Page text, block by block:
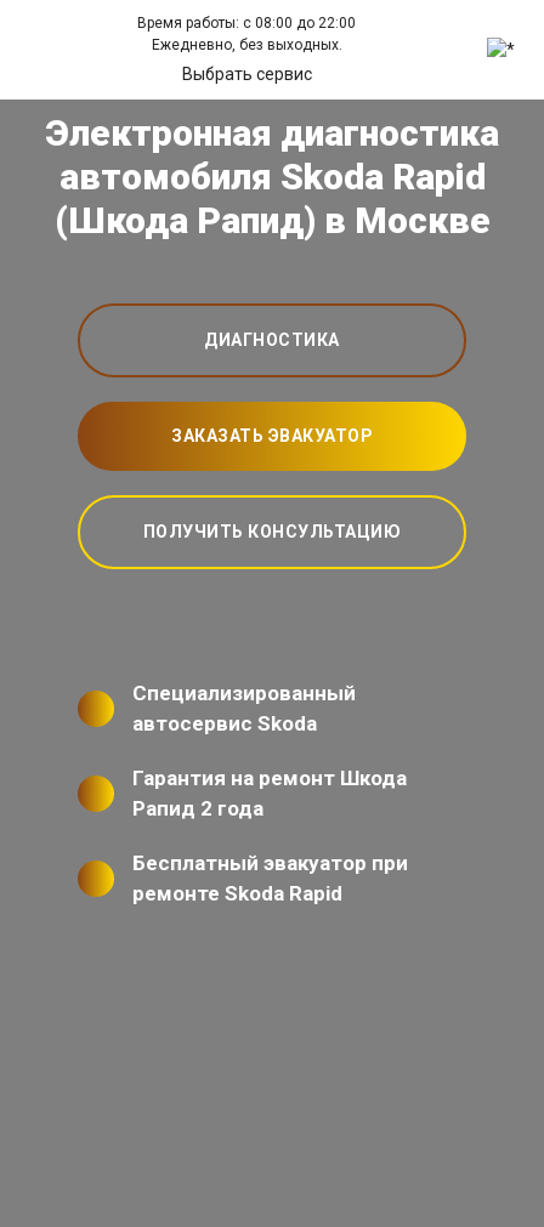
Время работы: с 08:00 до 22:00
Ежедневно, без выходных.
Выбрать сервис
Электронная диагностика
автомобиля Skoda Rapid
(Шкода Рапид) в Москве
ДИАГНОСТИКА
ЗАКАЗАТЬ ЭВАКУАТОР
ПОЛУЧИТЬ КОНСУЛЬТАЦИЮ
Специализированный
автосервис Skoda
Гарантия на ремонт Шкода
Рапид 2 года
Бесплатный эвакуатор при
ремонте Skoda Rapid